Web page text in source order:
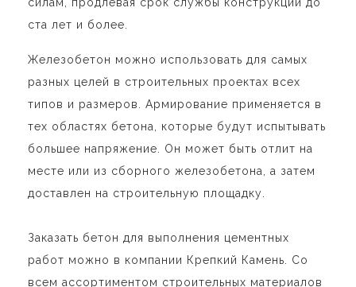
ста лет и более.
Железобетон можно использовать для самых
разных целей в строительных проектах всех
типов и размеров. Армирование применяется в
тех областях бетона, которые будут испытывать
большее напряжение. Он может быть отлит на
месте или из сборного железобетона, а затем
доставлен на строительную площадку.
Заказать бетон для выполнения цементных
работ можно в компании Крепкий Камень. Со
всем ассортиментом строительных материалов